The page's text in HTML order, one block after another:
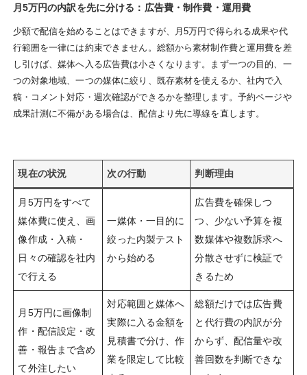
月5万円の内訳を先に分ける：広告費・制作費・運用費
少額で配信を始めることはできますが、月5万円で得られる成果や代
行範囲を一律には約束できません。総額から素材制作費と運用費を差
し引けば、媒体へ入る広告費は小さくなります。まず一つの目的、一
つの対象地域、一つの媒体に絞り、既存素材を使えるか、社内で入
稿・コメント対応・週次確認ができるかを整理します。予約ページや
成果計測に不備がある場合は、配信より先に導線を直します。
現在の状況 次の行動 判断理由
月5万円をすべて
媒体費に使え、画
像作成・入稿・
日々の確認を社内
で行える
一媒体・一目的に
絞った内製テスト
から始める
広告費を確保しつ
つ、少ない予算を複
数媒体や複数訴求へ
分散させずに検証で
きるため
月5万円に画像制
作・配信設定・改
善・報告まで含め
て外注したい
対応範囲と媒体へ
実際に入る金額を
見積書で分け、作
業を限定して比較
総額だけでは広告費
と代行費の内訳が分
からず、配信量や改
善回数を判断できな